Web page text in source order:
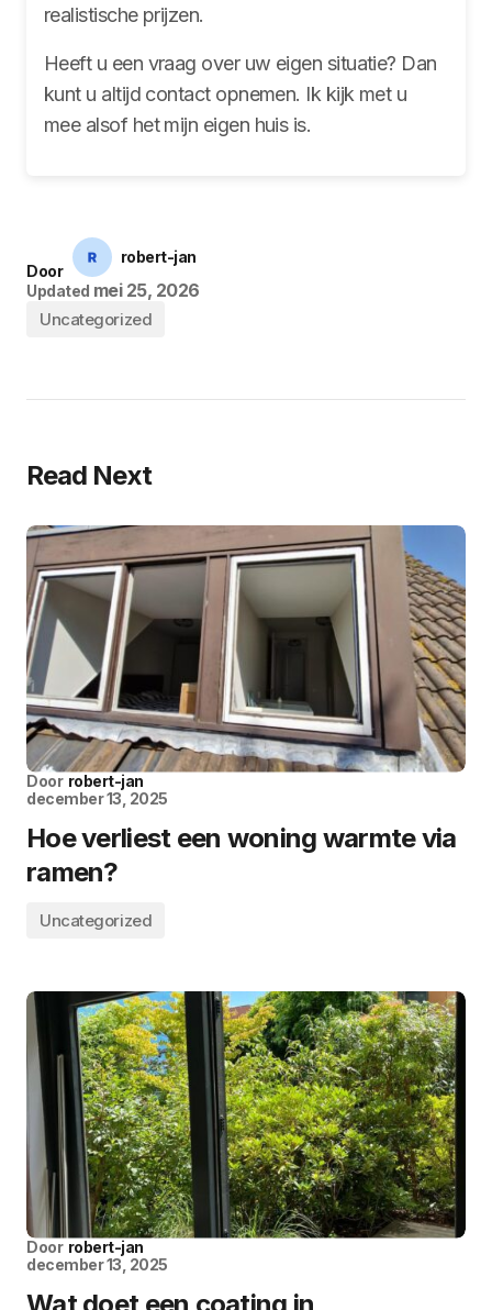
realistische prijzen.
Heeft u een vraag over uw eigen situatie? Dan
kunt u altijd contact opnemen. Ik kijk met u
mee alsof het mijn eigen huis is.
Door
robert-jan
Updated mei 25, 2026
Uncategorized
Read Next
Door robert-jan
december 13, 2025
Hoe verliest een woning warmte via
ramen?
Uncategorized
Door robert-jan
december 13, 2025
Wat doet een coating in